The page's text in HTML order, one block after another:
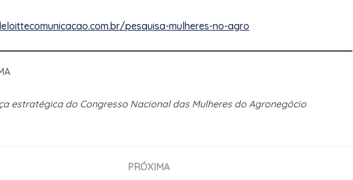
pesquisa-mulheres-no-agro
estratégica do Congresso Nacional das Mulheres do Agronegócio
PRÓXIMA